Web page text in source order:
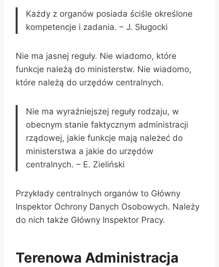
Każdy z organów posiada ściśle określone
kompetencje i zadania. – J. Sługocki
Nie ma jasnej reguły. Nie wiadomo, które
funkcje należą do ministerstw. Nie wiadomo,
które należą do urzędów centralnych.
Nie ma wyraźniejszej reguły rodzaju, w
obecnym stanie faktycznym administracji
rządowej, jakie funkcje mają należeć do
ministerstwa a jakie do urzędów
centralnych. – E. Zieliński
Przykłady centralnych organów to Główny
Inspektor Ochrony Danych Osobowych. Należy
do nich także Główny Inspektor Pracy.
Terenowa Administracja